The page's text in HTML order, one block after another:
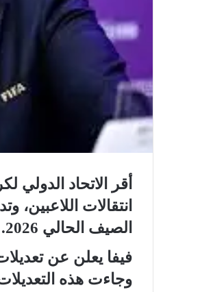
أقر الاتحاد الدولي
الصيف الحالي 2026.
فيفا يعلن عن
وجاءت هذه